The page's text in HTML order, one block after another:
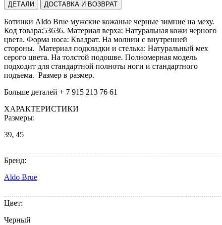
ДЕТАЛИ ДОСТАВКА И ВОЗВРАТ
Ботинки Aldo Brue мужские кожаные черные зимние на меху.
Код товара:53636. Материал верха: Натуральная кожи черного
цвета. Форма носа: Квадрат. На молнии с внутренней
стороны. Материал подкладки и стелька: Натуральный мех
серого цвета. На толстой подошве. Полномерная модель
подходит для стандартной полноты ноги и стандартного
подъема. Размер в размер.
Больше деталей + 7 915 213 76 61
ХАРАКТЕРИСТИКИ
Размеры:
39, 45
Бренд:
Aldo Brue
Цвет:
Черный